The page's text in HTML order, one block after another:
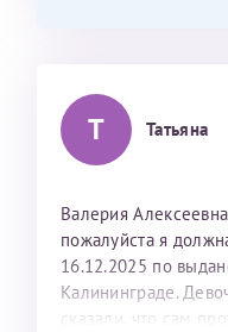
Т Татьяна
Валерия
пожалуйста я
16.12.2025 по
Калининграде.
сказали, что сам